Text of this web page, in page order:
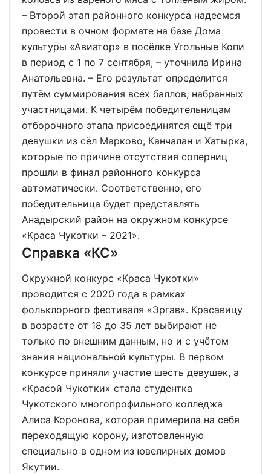
– Второй этап районного конкурса надеемся
провести в очном формате на базе Дома
культуры «Авиатор» в посёлке Угольные Копи
в период с 1 по 7 сентября, – уточнила Ирина
Анатольевна. – Его результат определится
путём суммирования всех баллов, набранных
участницами. К четырём победительницам
отборочного этапа присоединятся ещё три
девушки из сёл Марково, Канчалан и Хатырка,
которые по причине отсутствия соперниц
прошли в финал районного конкурса
автоматически. Соответственно, его
победительница будет представлять
Анадырский район на окружном конкурсе
«Краса Чукотки – 2021».
Справка «КС»
Окружной конкурс «Краса Чукотки»
проводится с 2020 года в рамках
фольклорного фестиваля «Эргав». Красавицу
в возрасте от 18 до 35 лет выбирают не
только по внешним данным, но и с учётом
знания национальной культуры. В первом
конкурсе приняли участие шесть девушек, а
«Красой Чукотки» стала студентка
Чукотского многопрофильного колледжа
Алиса Коронова, которая примерила на себя
переходящую корону, изготовленную
специально в одном из ювелирных домов
Якутии.